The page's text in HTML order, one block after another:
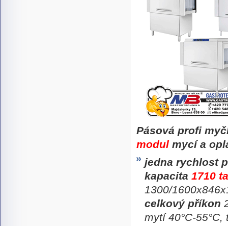
Pásová profi
modulmycí a
jedna rychlost
kapacita 1710
1300/
celkový příkon
mytí 40°C-